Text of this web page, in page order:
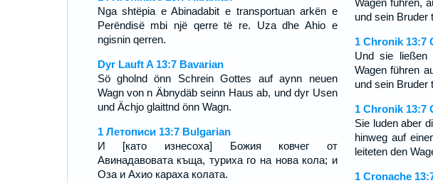
Nga shtëpia e Abinadabit e transportuan arkën e
Perëndisë mbi një qerre të re. Uza dhe Ahio e
ngisnin qerren.
Dyr Lauft A 13:7 Bavarian
Sö gholnd önn Schrein Gottes auf aynn neuen
Wagn von n Äbnydäb seinn Haus ab, und dyr Usen
und Ächjo glaittnd önn Wagn.
1 Летописи 13:7 Bulgarian
И [като изнесоха] Божия ковчег от
Авинадавовата къща, туриха го на нова кола; и
Оза и Ахио караха колата.
Wagen führen,
und sein Bruder
1 Chronik 13:7
Und sie ließen
Wagen führen
und sein Bruder
1 Chronik 13:7
Sie luden aber
hinweg auf
leiteten den
1 Cronache